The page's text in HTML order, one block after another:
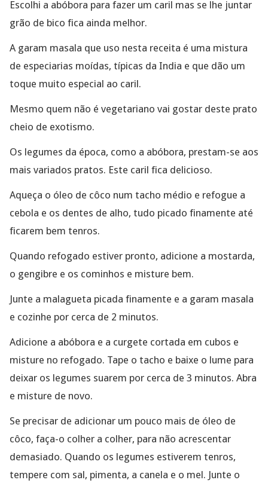
Escolhi a abóbora para fazer um caril mas se lhe juntar
grão de bico fica ainda melhor.
A garam masala que uso nesta receita é uma mistura
de especiarias moídas, típicas da India e que dão um
toque muito especial ao caril.
Mesmo quem não é vegetariano vai gostar deste prato
cheio de exotismo.
Os legumes da época, como a abóbora, prestam-se aos
mais variados pratos. Este caril fica delicioso.
Aqueça o óleo de côco num tacho médio e refogue a
cebola e os dentes de alho, tudo picado finamente até
ficarem bem tenros.
Quando refogado estiver pronto, adicione a mostarda,
o gengibre e os cominhos e misture bem.
Junte a malagueta picada finamente e a garam masala
e cozinhe por cerca de 2 minutos.
Adicione a abóbora e a curgete cortada em cubos e
misture no refogado. Tape o tacho e baixe o lume para
deixar os legumes suarem por cerca de 3 minutos. Abra
e misture de novo.
Se precisar de adicionar um pouco mais de óleo de
côco, faça-o colher a colher, para não acrescentar
demasiado. Quando os legumes estiverem tenros,
tempere com sal, pimenta, a canela e o mel. Junte o